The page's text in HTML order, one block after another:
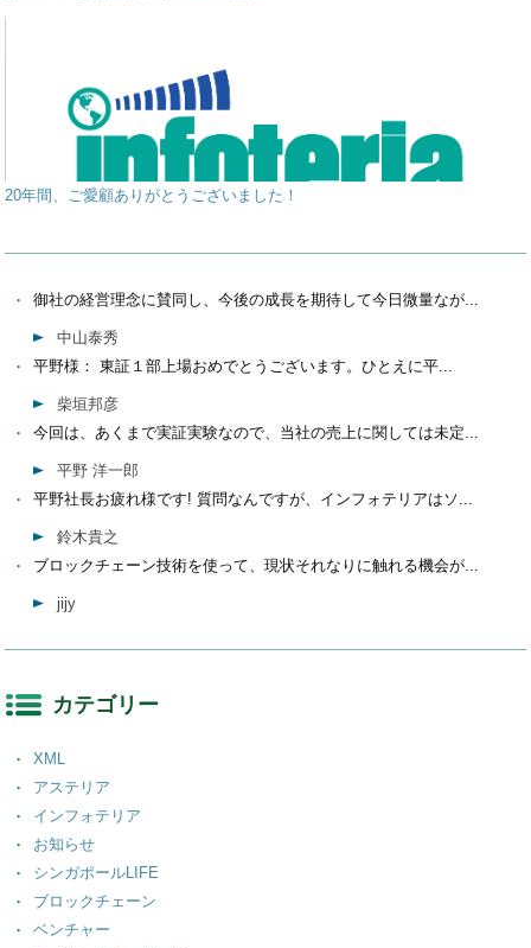
20年間、ご愛顧ありがとうございました！
御社の経営理念に賛同し、今後の成長を期待して今日微量なが...
中山泰秀
平野様： 東証１部上場おめでとうございます。ひとえに平...
柴垣邦彦
今回は、あくまで実証実験なので、当社の売上に関しては未定...
平野 洋一郎
平野社長お疲れ様です! 質問なんですが、インフォテリアはソ...
鈴木貴之
ブロックチェーン技術を使って、現状それなりに触れる機会が...
jijy
カテゴリー
XML
アステリア
インフォテリア
お知らせ
シンガポールLIFE
ブロックチェーン
ベンチャー